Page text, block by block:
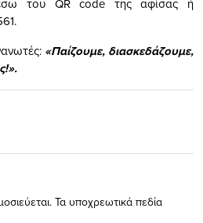
του QR code της αφίσας ή
«Παίζουμε, διασκεδάζουμε,
Τα υποχρεωτικά πεδία